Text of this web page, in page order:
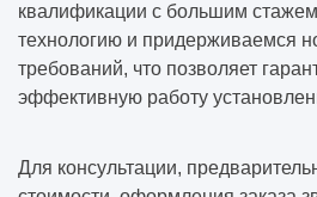
квалификации с большим
технологию и придерживаемся
требований, что позволяет
эффективную работу
Для консультации,